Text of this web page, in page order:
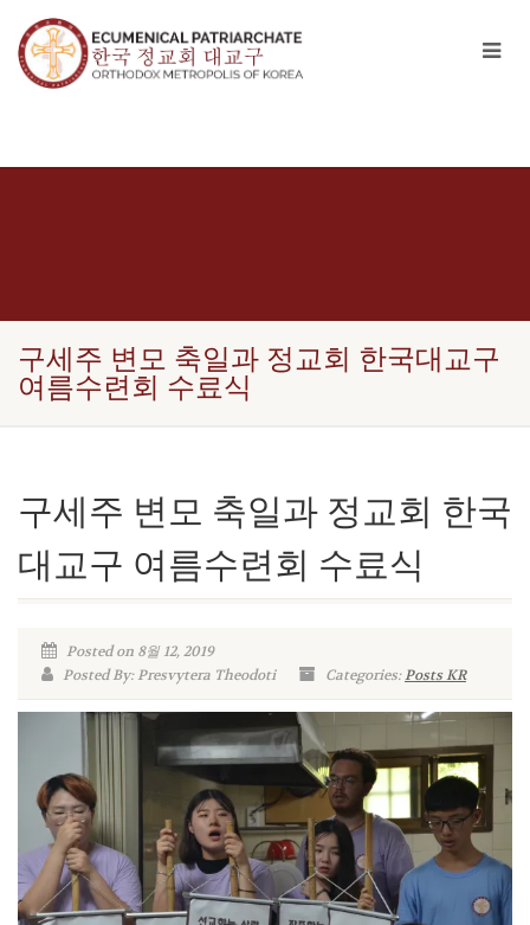
구세주 변모 축일과 정교회 한국대교구
여름수련회 수료식
구세주 변모 축일과 정교회 한국
대교구 여름수련회 수료식
Posted on 8월 12, 2019
Posted By: Presvytera Theodoti
Categories:Posts KR